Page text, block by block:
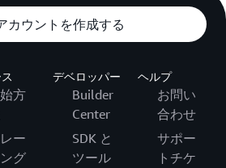
カウントを作成する
方
レー
グ
デベロッパー
Builder
Center
SDK と
ツール
ヘルプ
お問い
合わせ
サポー
トチケ